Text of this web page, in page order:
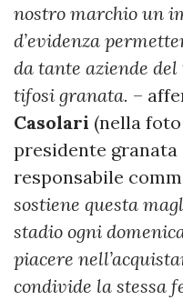
nostro marchio un
d’evidenza
da tante aziende
tifosi granata. –
Casolari (nella
presidente granata
responsabile
sostiene questa
stadio ogni
piacere
condivide la stessa